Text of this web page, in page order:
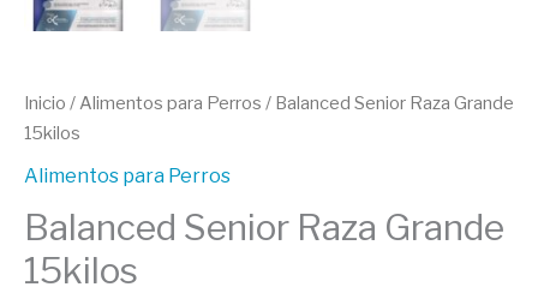
Inicio /Alimentos para Perros / Balanced Senior Raza Grande
15kilos
Alimentos para Perros
Balanced Senior Raza Grande
15kilos